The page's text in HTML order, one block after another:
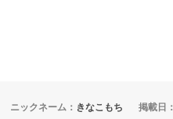
ニックネーム： きなこもち 掲載日：